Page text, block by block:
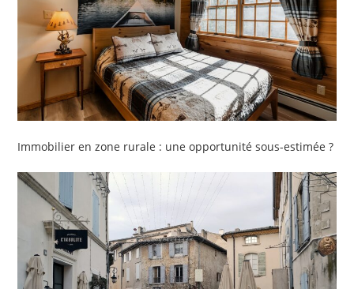
Immobilier en zone rurale : une opportunité sous-estimée ?